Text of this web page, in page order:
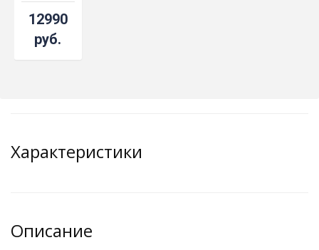
12990
руб.
Характеристики
Описание